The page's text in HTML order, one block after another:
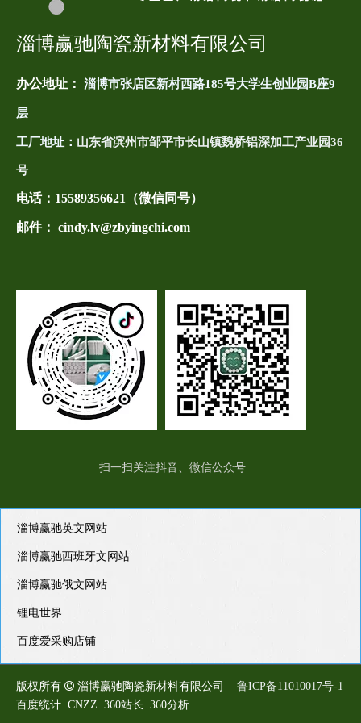
淄博赢驰陶瓷新材料有限公司
办公地址： 淄博市张店区新村西路185号大学生创业园B座9
层
工厂地址： 山东省滨州市邹平市长山镇魏桥铝深加工产业园36
号
电话： 15589356621（微信同号）
邮件： cindy.lv@zbyingchi.com
扫一扫关注抖音、微信公众号
淄博赢驰英文网站
淄博赢驰西班牙文网站
淄博赢驰俄文网站
锂电世界
百度爱采购店铺
版权所有  淄博赢驰陶瓷新材料有限公司
鲁ICP备11010017号-1
百度统计 CNZZ 360站长 360分析